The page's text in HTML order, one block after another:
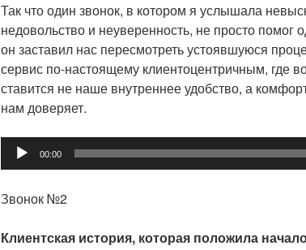
Так что один звонок, в котором я услышала
недовольство и неуверенность, не просто помог
он заставил нас пересмотреть устоявшуюся
сервис по-настоящему клиентоцентричным, где
ставится не наше внутреннее удобство, а
нам доверяет.
Аудиоплеер
00:00
Звонок №2
Клиентская история, которая положила